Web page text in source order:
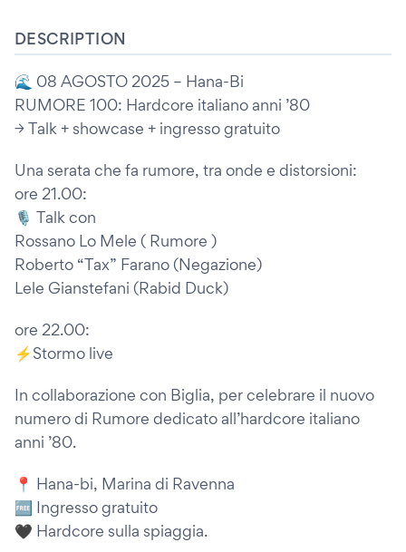
DESCRIPTION
🌊 08 AGOSTO 2025 – Hana-Bi
RUMORE 100: Hardcore italiano anni ’80
→ Talk + showcase + ingresso gratuito
Una serata che fa rumore, tra onde e distorsioni:
ore 21.00:
🎙️ Talk con
Rossano Lo Mele ( Rumore )
Roberto “Tax” Farano (Negazione)
Lele Gianstefani (Rabid Duck)
ore 22.00:
⚡Stormo live
In collaborazione con Biglia, per celebrare il nuovo
numero di Rumore dedicato all’hardcore italiano
anni ’80.
📍 Hana-bi, Marina di Ravenna
🆓 Ingresso gratuito
🖤 Hardcore sulla spiaggia.